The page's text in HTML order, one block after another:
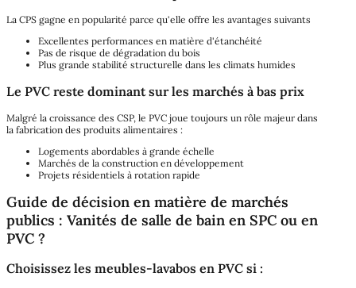
La CPS gagne en popularité parce qu'elle offre les avantages suivants
Excellentes performances en matière d'étanchéité
Pas de risque de dégradation du bois
Plus grande stabilité structurelle dans les climats humides
Le PVC reste dominant sur les marchés à bas prix
Malgré la croissance des CSP, le PVC joue toujours un rôle majeur dans
la fabrication des produits alimentaires :
Logements abordables à grande échelle
Marchés de la construction en développement
Projets résidentiels à rotation rapide
Guide de décision en matière de marchés
publics : Vanités de salle de bain en SPC ou en
PVC ?
Choisissez les meubles-lavabos en PVC si :